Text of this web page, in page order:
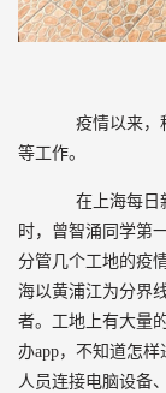
疫情以来，
等工作。
在上海每日
时，曾智涌同学第
分管几个工地的疫
海以黄浦江为分界
者。工地上有大量
办app，不知道怎
人员连接电脑设备